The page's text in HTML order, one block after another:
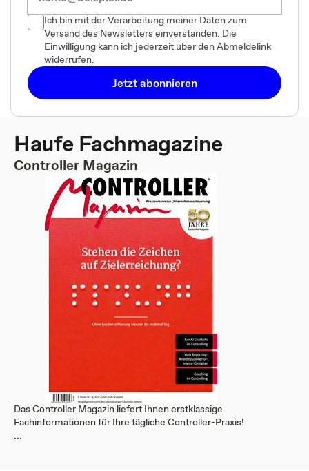
Ich bin mit der Verarbeitung meiner Daten zum
Versand des Newsletters einverstanden. Die
Einwilligung kann ich jederzeit über den Abmeldelink
widerrufen.
Jetzt abonnieren
Haufe Fachmagazine
Controller Magazin
Das Controller Magazin liefert Ihnen erstklassige
Fachinformationen für Ihre tägliche Controller-Praxis!
...